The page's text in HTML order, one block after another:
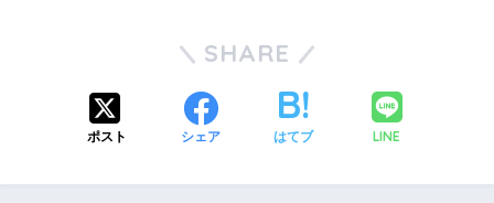
SHARE
ポスト シェア はてブ LINE